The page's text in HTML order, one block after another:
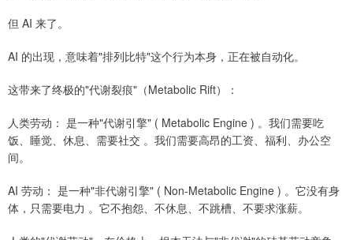
但 AI 来了。
AI 的出现，意味着"排列比特"这个行为本身，正在被自动化。
这带来了终极的"代谢裂痕"（Metabolic Rift）：
人类劳动： 是一种"代谢引擎" ( Metabolic Engine ) 。我们需要吃
饭、睡觉、休息、需要社交 。我们需要高昂的工资、福利、办公空
间。
AI 劳动： 是一种"非代谢引擎" ( Non-Metabolic Engine ) 。它没有身
体，只需要电力 。它不抱怨、不休息、不跳槽、不要求涨薪。